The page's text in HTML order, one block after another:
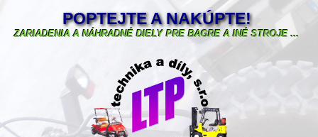
POPTEJTE A NAKÚPTE!
ZARIADENIA A NÁHRADNÉ DIELY PRE BAGRE A INÉ STROJE ...